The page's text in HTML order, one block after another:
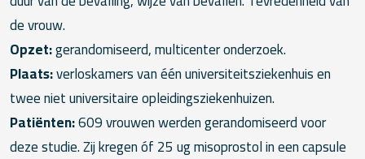
de vrouw.
Opzet:gerandomiseerd, multicenter onderzoek.
Plaats:verloskamers van één universiteitsziekenhuis en
twee niet universitaire opleidingsziekenhuizen.
Patiënten:609 vrouwen werden gerandomiseerd voor
deze studie. Zij kregen óf 25 ug misoprostol in een capsule